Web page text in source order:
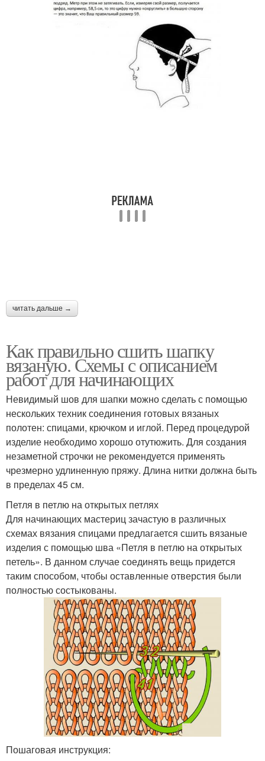
читать дальше →
Как правильно сшить шапку
вязаную. Схемы с описанием
работ для начинающих
Невидимый шов для шапки можно сделать с помощью
нескольких техник соединения готовых вязаных
полотен: спицами, крючком и иглой. Перед процедурой
изделие необходимо хорошо отутюжить. Для создания
незаметной строчки не рекомендуется применять
чрезмерно удлиненную пряжу. Длина нитки должна быть
в пределах 45 см.
Петля в петлю на открытых петлях
Для начинающих мастериц зачастую в различных
схемах вязания спицами предлагается сшить вязаные
изделия с помощью шва «Петля в петлю на открытых
петель». В данном случае соединять вещь придется
таким способом, чтобы оставленные отверстия были
полностью состыкованы.
Пошаговая инструкция: